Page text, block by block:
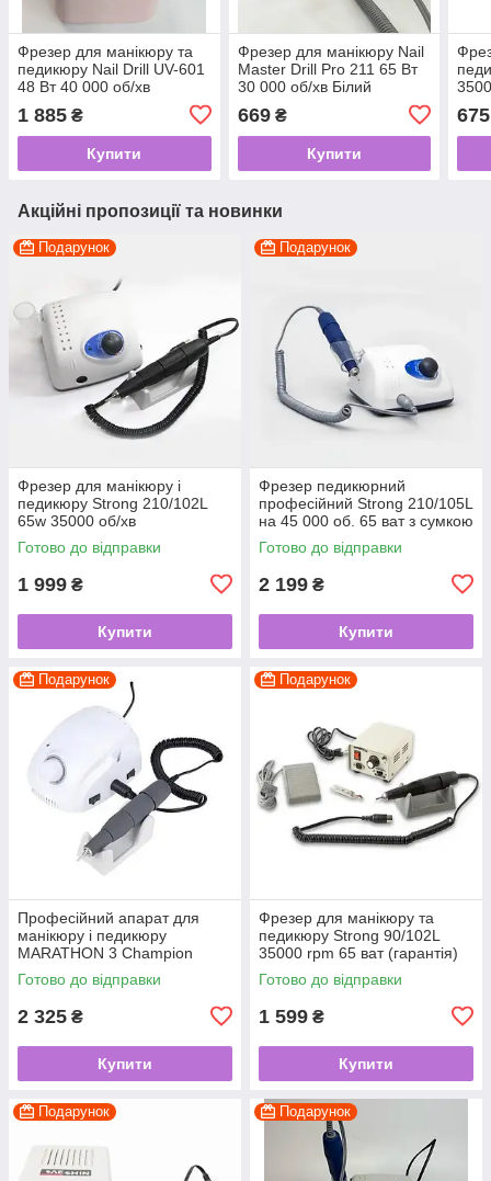
Фрезер для манікюру та
педикюру Nail Drill UV-601
48 Вт 40 000 об/хв
1 885 ₴
Купити
Фрезер для манікюру Nail
Master Drill Pro 211 65 Вт
30 000 об/хв Білий
669₴
Купити
675
Акційні пропозиції та новинки
Подарунок
Фрезер для манікюру і
педикюру Strong 210/102L
65w 35000 об/хв
Готово до відправки
1 999 ₴
Купити
Подарунок
Фрезер педикюрний
професійний Strong 210/105L
на 45 000 об. 65 ват з сумкою
(гарантія)
Готово до відправки
2 199 ₴
Купити
Подарунок
Професійний апарат для
манікюру і педикюру
MARATHON 3 Champion
Готово до відправки
2 325 ₴
Купити
Подарунок
Фрезер для манікюру та
педикюру Strong 90/102L
35000 rpm 65 ват (гарантія)
Готово до відправки
1 599 ₴
Купити
Подарунок Подарунок